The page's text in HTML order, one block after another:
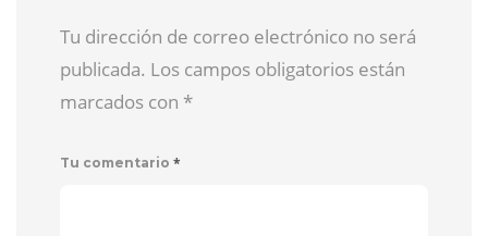
Tu dirección de correo electrónico no será
publicada. Los campos obligatorios están
marcados con *
Tu comentario *